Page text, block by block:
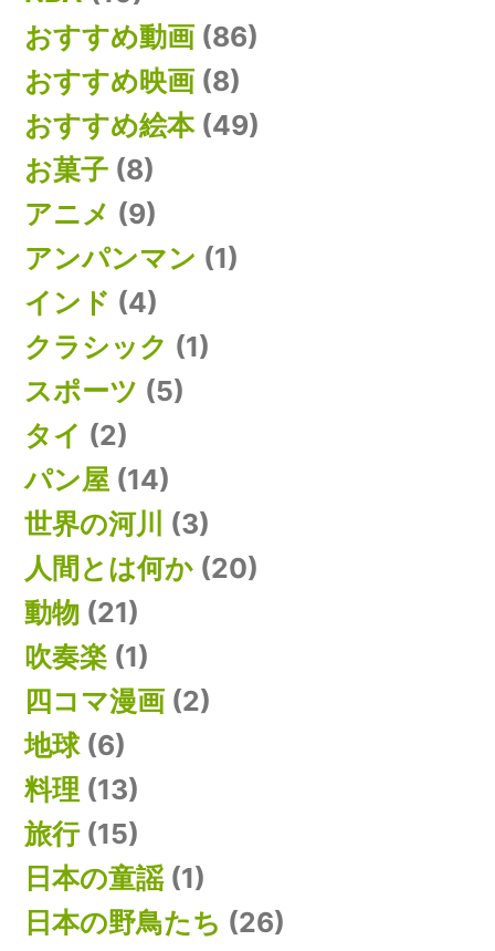
おすすめ動画 (86)
おすすめ映画 (8)
おすすめ絵本(49)
お菓子 (8)
アニメ (9)
アンパンマン (1)
インド (4)
クラシック (1)
スポーツ (5)
タイ (2)
パン屋 (14)
世界の河川 (3)
人間とは何か (20)
動物 (21)
吹奏楽 (1)
四コマ漫画 (2)
地球(6)
料理 (13)
旅行(15)
日本の童謡(1)
日本の野鳥たち (26)